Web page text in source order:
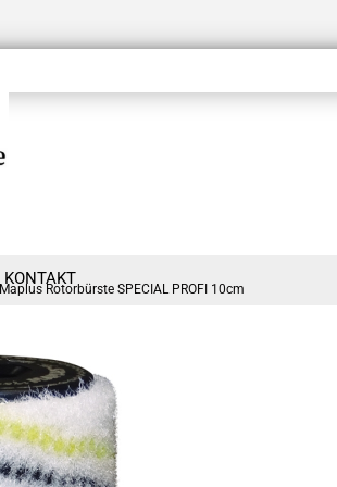
KONTAKT
Maplus Rotorbürste SPECIAL PROFI 10cm